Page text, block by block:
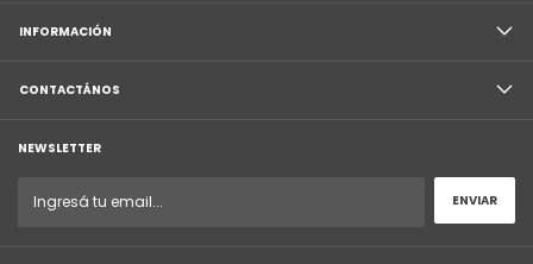
INFORMACIÓN
CONTACTÁNOS
NEWSLETTER